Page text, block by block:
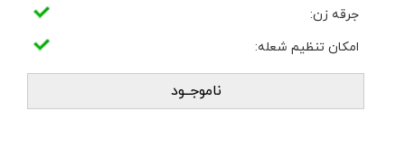
جرقه زن:
امکان تنظیم شعله:
ناموجــود